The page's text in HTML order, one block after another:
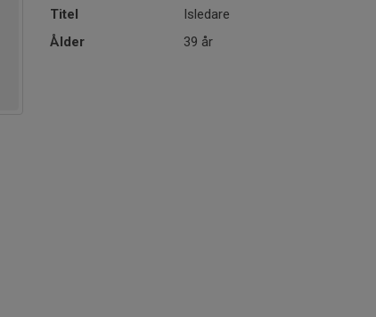
Titel
Isledare
Ålder
39 år